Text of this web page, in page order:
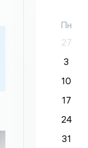
Пн
27
3
10
17
24
31